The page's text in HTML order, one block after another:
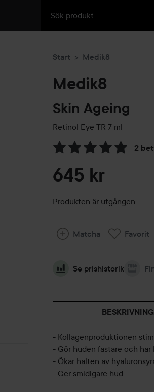
Start Medik8
Medik8
Skin Ageing
Retinol Eye TR 7 ml
2
Hoppa till Betyg &
645 kr
Produkten är utgången
Matcha Favorit
Se prishistorik
BESKRIVNING
- Kollagenproduktionen
- Gör huden fastare och
- Ökar halten av
- Ger smidigare hud